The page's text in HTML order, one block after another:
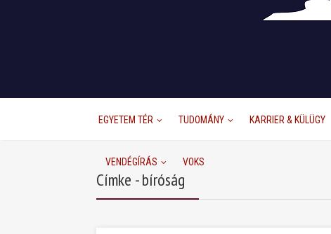
EGYETEM TÉR TUDOMÁNY KARRIER & KÜLÜGY
VENDÉGÍRÁS VOKS
Címke - bíróság